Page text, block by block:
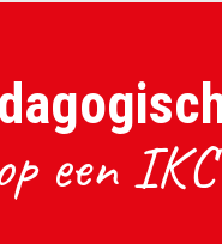
een